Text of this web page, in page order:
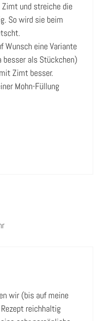
und streiche die
So wird sie beim
Wunsch eine Variante
als Stückchen)
Zimt besser.
Mohn-Füllung
wir (bis auf meine
reichhaltig